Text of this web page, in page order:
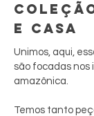
E CASA
Unimos, aqui,
são focadas nos
amazônica.
Temos tanto